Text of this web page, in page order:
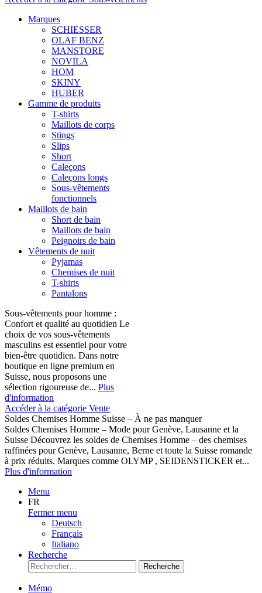
Marques
SCHIESSER
OLAF BENZ
MANSTORE
NOVILA
HOM
SKINY
HUBER
Gamme de produits
T-shirts
Maillots de corps
Stings
Slips
Short
Caleçons
Caleçons longs
Sous-vêtements
fonctionnels
Maillots de bain
Short de bain
Maillots de bain
Peignoirs de bain
Vêtements de nuit
Pyjamas
Chemises de nuit
T-shirts
Pantalons
Sous-vêtements pour homme :
Confort et qualité au quotidien Le
choix de vos sous-vêtements
masculins est essentiel pour votre
bien-être quotidien. Dans notre
boutique en ligne premium en
Suisse, nous proposons une
sélection rigoureuse de... Plus
d'information
Accéder à la catégorie Vente
Soldes Chemises Homme Suisse – À ne pas manquer
Soldes Chemises Homme – Mode pour Genève, Lausanne et la
Suisse Découvrez les soldes de Chemises Homme – des chemises
raffinées pour Genève, Lausanne, Berne et toute la Suisse romande
à prix réduits. Marques comme OLYMP , SEIDENSTICKER et...
Plus d'information
Menu
FR
Fermer menu
Deutsch
Français
Italiano
Recherche
Recherche
Mémo